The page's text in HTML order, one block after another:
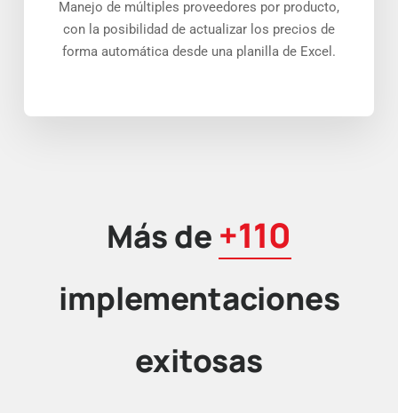
Manejo de múltiples proveedores por producto,
con la posibilidad de actualizar los precios de
forma automática desde una planilla de Excel.
Más de +110
implementaciones
exitosas